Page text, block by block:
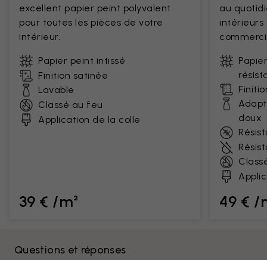
excellent papier peint polyvalent
pour toutes les pièces de votre
intérieur.
Papier peint intissé
Finition satinée
Lavable
Classé au feu
Application de la colle
39 € /m²
au
intérieurs
doux
49 € /
Questions et réponses